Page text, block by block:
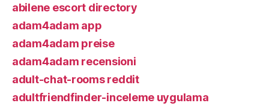
abilene escort directory
adam4adam app
adam4adam preise
adam4adam recensioni
adult-chat-rooms reddit
adultfriendfinder-inceleme uygulama